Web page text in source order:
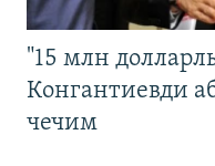
"15 млн
Конгантиевди
чечим